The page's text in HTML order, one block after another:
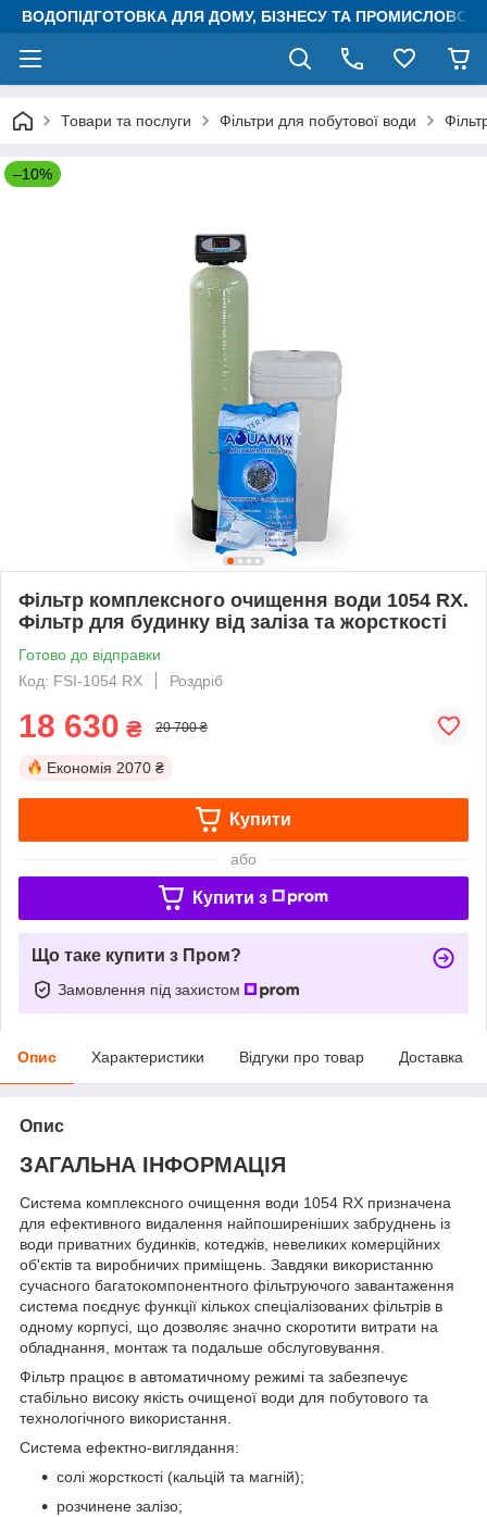
ВОДОПІДГОТОВКА ДЛЯ ДОМУ, БІЗНЕСУ ТА
Товари та послуги Фільтри для побутової води
–10%
Фільтр комплексного очищення води 1054 RX.
Фільтр для будинку від заліза та жорсткості
Готово до відправки
Код: FSI-1054 RX
Роздріб
18 630 ₴ 20 700 ₴
Економія 2070 ₴
Купити
або
Купити з
Що таке купити з Пром?
Замовлення під захистом
Опис Характеристики Відгуки про товар Доставка
Опис
ЗАГАЛЬНА ІНФОРМАЦІЯ
Система комплексного очищення води 1054 RX призначена
для ефективного видалення найпоширеніших забруднень із
води приватних будинків, котеджів, невеликих комерційних
об'єктів та виробничих приміщень. Завдяки використанню
сучасного багатокомпонентного фільтруючого завантаження
система поєднує функції кількох спеціалізованих фільтрів в
одному корпусі, що дозволяє значно скоротити витрати на
обладнання, монтаж та подальше обслуговування.
Фільтр працює в автоматичному режимі та забезпечує
стабільно високу якість очищеної води для побутового та
технологічного використання.
Система ефектно-виглядання:
солі жорсткості (кальцій та магній);
розчинене залізо;